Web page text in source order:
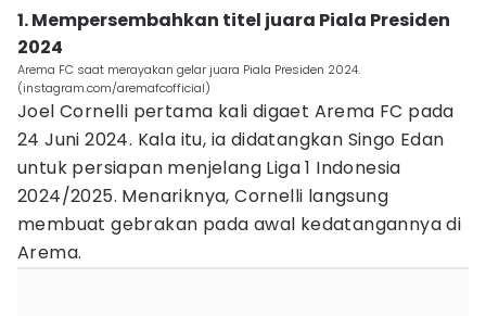
1. Mempersembahkan titel juara Piala Presiden
2024
Arema FC saat merayakan gelar juara Piala Presiden 2024.
(instagram.com/aremafcofficial)
Joel Cornelli pertama kali digaet Arema FC pada
24 Juni 2024. Kala itu, ia didatangkan Singo Edan
untuk persiapan menjelang Liga 1 Indonesia
2024/2025. Menariknya, Cornelli langsung
membuat gebrakan pada awal kedatangannya di
Arema.